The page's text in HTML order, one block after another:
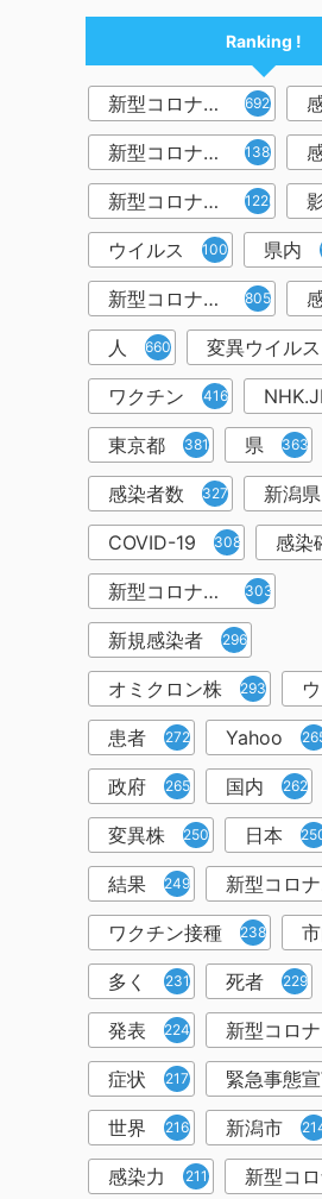
Ranking !
新型コロナウイルス 6921
新型コロナウィルス 1382
新型コロナウイルス感染症 1226
ウイルス 1001 県内
新型コロナウイルス感染 805
人 660 変異ウイルス
ワクチン 416
東京都 381 県 363
感染者数 327 新潟県
COVID-19 308 感染
新型コロナウィルス感染症 303
新規感染者 296
オミクロン株 293
患者 272 Yahoo
政府 265 国内 262
変異株 250 日本
結果 249
ワクチン接種 238
多く 231 死者 229
発表 224 新型コロナ
症状 217 緊急事態
世界 216 新潟市
感染力 211